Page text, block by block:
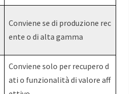
Conviene se di produzione rec
ente o di alta gamma
Conviene solo per recupero d
ati o funzionalità di valore aff